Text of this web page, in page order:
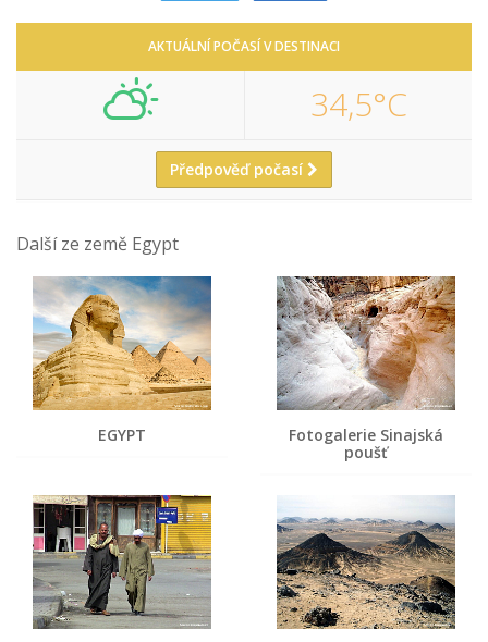
AKTUÁLNÍ POČASÍ V DESTINACI
34,5°C
Předpověď počasí
Další ze země Egypt
EGYPT
Fotogalerie Sinajská
poušť